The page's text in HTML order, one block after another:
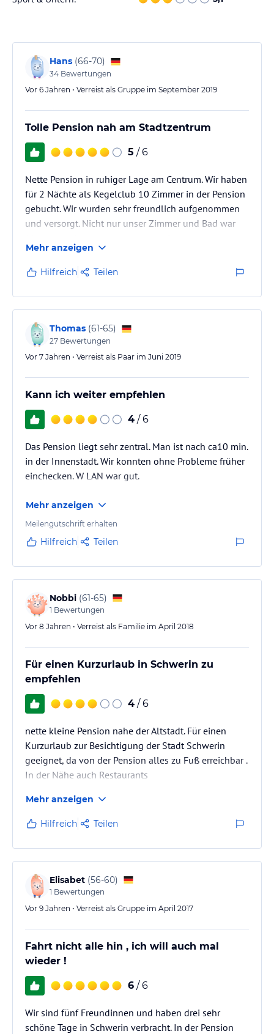
Sport und Unterhaltung
hinaus bietet das kostenfreie WLAN in der Unterkunft die
Möglichkeit, sich über weitere Freizeitangebote in der Umgebung
zu informieren. Parkplätze stehen vor Ort zur Verfügung und die
Autobahn A14 erreichen Sie in nur 15 Minuten.
Hinweis: Verfasst von HolidayCheck mit Hilfe von KI. Alle
Angaben ohne Gewähr. Bitte lies vor der Buchung die
Hans (66-70)
34 Bewertungen
Vor 6 Jahren • Verreist als Gruppe im September 2019
Tolle Pension nah am Stadtzentrum
5 / 6
Nette Pension in ruhiger Lage am Centrum. Wir haben
für 2 Nächte als Kegelclub 10 Zimmer in der Pension
gebucht. Wir wurden sehr freundlich aufgenommen
und versorgt. Nicht nur unser Zimmer und Bad war
Freunde. Alles war sehr sauber und gepflegt. Es gab
ein schönes Frühstücksbuffet. Im kleinen Innenhof
wird noch renoviert. Für gehbehinderte Gäste würde
ich die Pension nicht empfehlen weil kein Lift
vorhanden ist. Auch zum Frühstücksraum führt eine
kurze Treppe. Wenn…
Mehr anzeigen
Hilfreich Teilen
Thomas (61-65)
27 Bewertungen
Vor 7 Jahren • Verreist als Paar im Juni 2019
Kann ich weiter empfehlen
4 / 6
Das Pension liegt sehr zentral. Man ist nach ca10 min.
in der Innenstadt. Wir konnten ohne Probleme früher
einchecken. W LAN war gut.
Mehr anzeigen
Meilengutschrift erhalten
Hilfreich Teilen
Nobbi (61-65)
1 Bewertungen
Vor 8 Jahren • Verreist als Familie im April 2018
Für einen Kurzurlaub in Schwerin zu
empfehlen
4 / 6
nette kleine Pension nahe der Altstadt. Für einen
Kurzurlaub zur Besichtigung der Stadt Schwerin
geeignet, da von der Pension alles zu Fuß erreichbar .
In der Nähe auch Restaurants
Mehr anzeigen
Hilfreich Teilen
Elisabet (56-60)
1 Bewertungen
Vor 9 Jahren • Verreist als Gruppe im April 2017
Fahrt nicht alle hin , ich will auch mal
wieder !
6 / 6
Wir sind fünf Freundinnen und haben drei sehr
schöne Tage in Schwerin verbracht. In der Pension